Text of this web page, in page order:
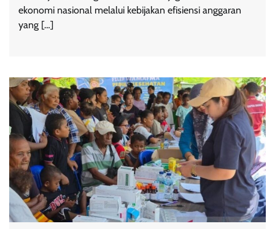
ekonomi nasional melalui kebijakan efisiensi anggaran
yang […]